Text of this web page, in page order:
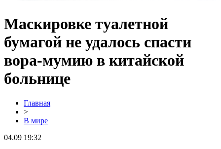
Маскировке туалетной
бумагой не удалось спасти
вора-мумию в китайской
больнице
Главная
>
В мире
04.09 19:32